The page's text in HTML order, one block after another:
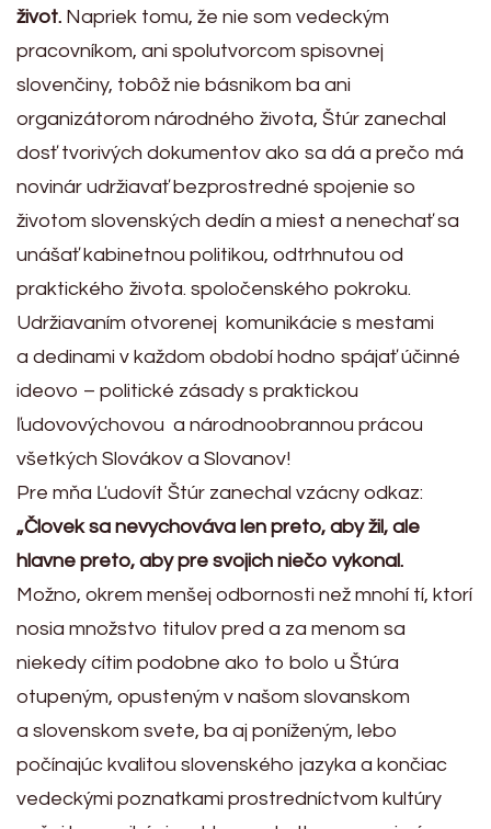
život. Napriek tomu, že nie som vedeckým
pracovníkom, ani spolutvorcom spisovnej
slovenčiny, tobôž nie básnikom ba ani
organizátorom národného života, Štúr zanechal
dosť tvorivých dokumentov ako sa dá a prečo má
novinár udržiavať bezprostredné spojenie so
životom slovenských dedín a miest a nenechať sa
unášať kabinetnou politikou, odtrhnutou od
praktického života. spoločenského pokroku.
Udržiavaním otvorenej komunikácie s mestami
a dedinami v každom období hodno spájať účinné
ideovo – politické zásady s praktickou
ľudovovýchovou a národnoobrannou prácou
všetkých Slovákov a Slovanov!
Pre mňa Ľudovít Štúr zanechal vzácny odkaz:
„Človek sa nevychováva len preto, aby žil, ale
hlavne preto, aby pre svojich niečo vykonal.
Možno, okrem menšej odbornosti než mnohí tí, ktorí
nosia množstvo titulov pred a za menom sa
niekedy cítim podobne ako to bolo u Štúra
otupeným, opusteným v našom slovanskom
a slovenskom svete, ba aj poníženým, lebo
počínajúc kvalitou slovenského jazyka a končiac
vedeckými poznatkami prostredníctvom kultúry